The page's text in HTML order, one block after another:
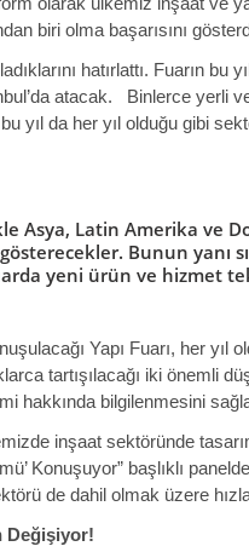
biri olma başarısını
hatırlattı. Fuarın
atacak. Binlerce yerli
yıl da her yıl olduğu gibi
Asya, Latin Amerika
Bunun
yeni ürün ve hizmet
Yapı Fuarı, her
tartışılacağı iki önemli
hakkında bilgilenmesini
inşaat sektöründe
Konuşuyor” başlıklı
de dahil olmak üzere
Değişiyor!